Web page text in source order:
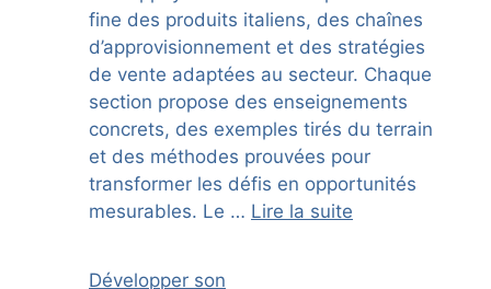
fine des produits italiens, des chaînes
d’approvisionnement et des stratégies
de vente adaptées au secteur. Chaque
section propose des enseignements
concrets, des exemples tirés du terrain
et des méthodes prouvées pour
transformer les défis en opportunités
mesurables. Le … Lire la suite
Développer son